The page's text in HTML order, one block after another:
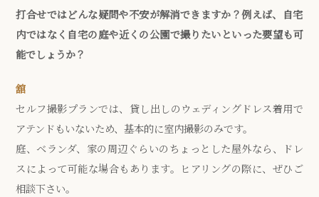
打合せではどんな疑問や不安が解消できますか？例えば、自宅
内ではなく自宅の庭や近くの公園で撮りたいといった要望も可
能でしょうか？
舘
セルフ撮影プランでは、貸し出しのウェディングドレス着用で
アテンドもいないため、基本的に室内撮影のみです。
庭、ベランダ、家の周辺ぐらいのちょっとした屋外なら、ドレ
スによって可能な場合もあります。ヒアリングの際に、ぜひご
相談下さい。